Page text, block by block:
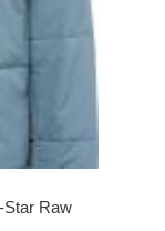
Star Raw